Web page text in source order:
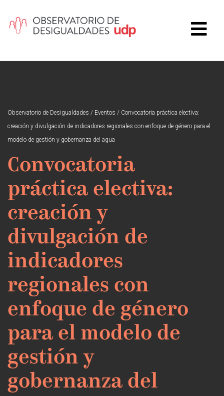
Observatorio de Desigualdades / Eventos / Convocatoria práctica electiva:
creación y divulgación de indicadores regionales con enfoque de género para el
modelo de gestión y gobernanza del agua
Convocatoria
práctica electiva:
creación y
divulgación de
indicadores
regionales con
enfoque de género
para el modelo de
gestión y
gobernanza del